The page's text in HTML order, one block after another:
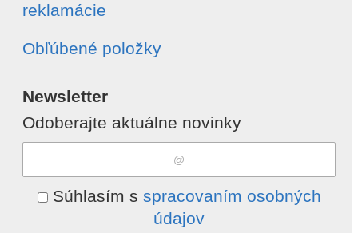
reklamácie
Obľúbené položky
Newsletter
Odoberajte aktuálne novinky
Súhlasím s spracovaním osobných
údajov